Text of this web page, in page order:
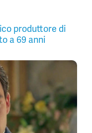
produttore di
a 69 anni